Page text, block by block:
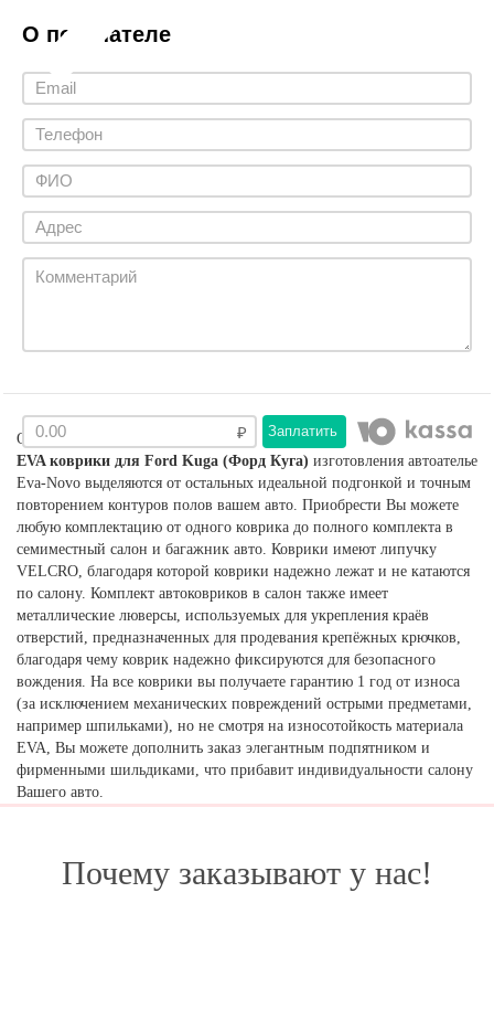
О покупателе
Заплатить
Описание
EVA коврики для Ford Kuga (Форд Куга) изготовления автоателье
Eva-Novo выделяются от остальных идеальной подгонкой и точным
повторением контуров полов вашем авто. Приобрести Вы можете
любую комплектацию от одного коврика до полного комплекта в
семиместный салон и багажник авто. Коврики имеют липучку
VELCRO, благодаря которой коврики надежно лежат и не катаются
по салону. Комплект автоковриков в салон также имеет
металлические люверсы, используемых для укрепления краёв
отверстий, предназначенных для продевания крепёжных крючков,
благодаря чему коврик надежно фиксируются для безопасного
вождения. На все коврики вы получаете гарантию 1 год от износа
(за исключением механических повреждений острыми предметами,
например шпильками), но не смотря на износотойкость материала
EVA, Вы можете дополнить заказ элегантным подпятником и
фирменными шильдиками, что прибавит индивидуальности салону
Вашего авто.
Почему заказывают у нас!